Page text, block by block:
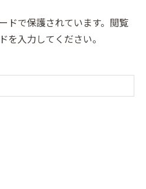
ドで保護されています。閲覧
を入力してください。